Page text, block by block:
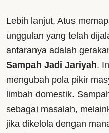
Lebih lanjut, Atus
unggulan yang telah
antaranya adalah
Sampah Jadi Jariyah.
mengubah pola pikir
limbah domestik.
sebagai masalah,
jika dikelola dengan